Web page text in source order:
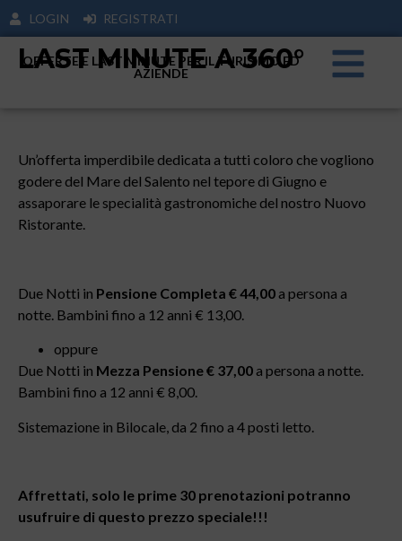
LOGIN REGISTRATI
LAST MINUTE A 360°
OFFERTE E LAST MINUTE PER IL TURISIMO ED
AZIENDE
Un’offerta imperdibile dedicata a tutti coloro che vogliono
godere del Mare del Salento nel tepore di Giugno e
assaporare le specialità gastronomiche del nostro Nuovo
Ristorante.
Due Notti in Pensione Completa € 44,00 a persona a
notte. Bambini fino a 12 anni € 13,00.
oppure
Due Notti in Mezza Pensione€ 37,00 a persona a notte.
Bambini fino a 12 anni € 8,00.
Sistemazione in Bilocale, da 2 fino a 4 posti letto.
Affrettati, solo le prime 30 prenotazioni potranno
usufruire di questo prezzo speciale!!!